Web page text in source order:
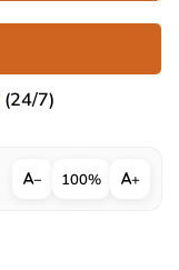
(24/7)
− 100% +